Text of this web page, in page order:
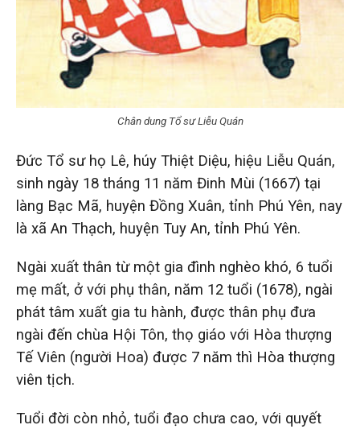
Chân dung Tổ sư Liễu Quán
Đức Tổ sư họ Lê, húy Thiệt Diệu, hiệu Liễu Quán,
sinh ngày 18 tháng 11 năm Đinh Mùi (1667) tại
làng Bạc Mã, huyện Đồng Xuân, tỉnh Phú Yên, nay
là xã An Thạch, huyện Tuy An, tỉnh Phú Yên.
Ngài xuất thân từ một gia đình nghèo khó, 6 tuổi
mẹ mất, ở với phụ thân, năm 12 tuổi (1678), ngài
phát tâm xuất gia tu hành, được thân phụ đưa
ngài đến chùa Hội Tôn, thọ giáo với Hòa thượng
Tế Viên (người Hoa) được 7 năm thì Hòa thượng
viên tịch.
Tuổi đời còn nhỏ, tuổi đạo chưa cao, với quyết